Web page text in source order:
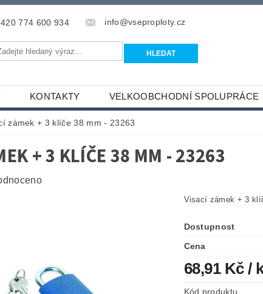
774 600 934 info@vseproploty.cz
KONTAKTY VELKOOBCHODNÍ SPOLUPRÁCE
zámek + 3 klíče 38 mm - 23263
+ 3 KLÍČE 38 MM - 23263
Visací zámek + 3
Dostupnost
Cena
68,91 Kč/
Kód produktu